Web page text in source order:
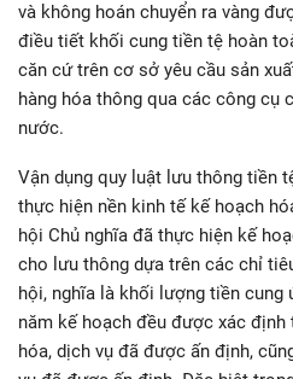
và không hoán chuyển ra vàng
điều tiết khối cung tiền tệ hoàn
căn cứ trên cơ sở yêu cầu sản
hàng hóa thông qua các công cụ
nước.
Vận dụng quy luật lưu thông tiền
thực hiện nền kinh tế kế hoạch
hội Chủ nghĩa đã thực hiện kế
cho lưu thông dựa trên các chỉ
hội, nghĩa là khối lượng tiền
năm kế hoạch đều được xác
hóa, dịch vụ đã được ấn định,